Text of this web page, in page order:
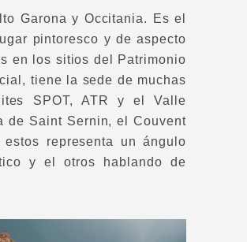
Garona y Occitania. Es el
pintoresco y de aspecto
en los sitios del Patrimonio
tiene la sede de muchas
SPOT, ATR y el Valle
de Saint Sernin, el Couvent
representa un ángulo
y el otros hablando de